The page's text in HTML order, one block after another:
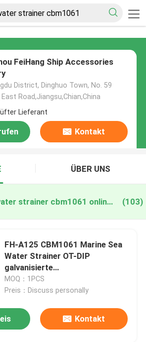
FeiHang Ship Accessories
District, Dinghuo Town, No. 59
Road,Jiangsu,Chian,China
Lieferant
Kontakt
ÜBER UNS
marine sea water strainer cbm1061 online manufacture (103)
FH-A125 CBM1061 Marine Sea
Water Strainer OT-DIP
galvanisierte
Oberflächenbehandlung
MOQ：1PCS
Preis：Discuss personally
Kontakt